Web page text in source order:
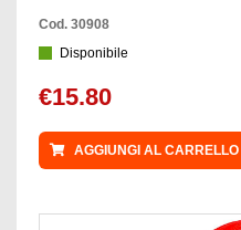
Cod. 30908
Disponibile
€15.80
AGGIUNGI AL CARRELLO